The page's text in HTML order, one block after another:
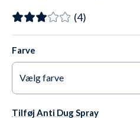
(4)
Farve
Vælg farve
Tilføj Anti Dug Spray